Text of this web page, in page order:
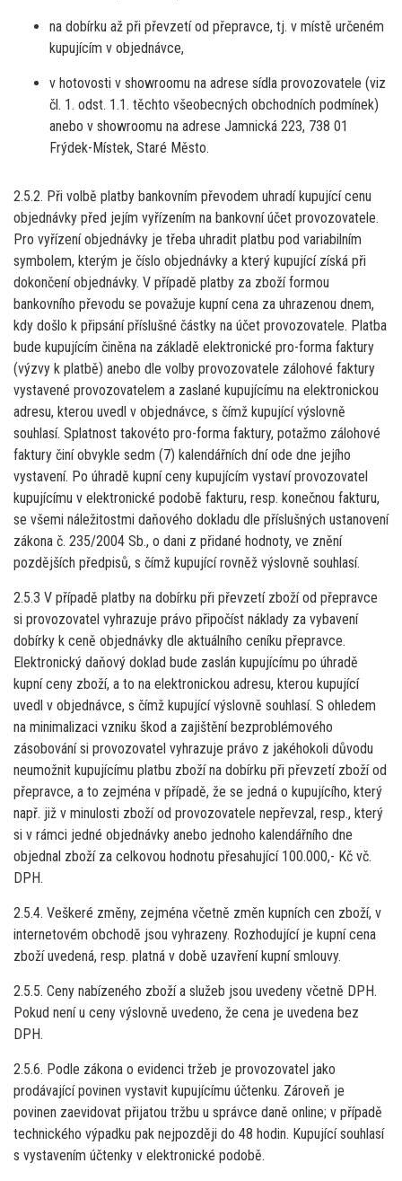
na dobírku až při převzetí od přepravce, tj. v místě určeném
kupujícím v objednávce,
v hotovosti v showroomu na adrese sídla provozovatele (viz
čl. 1. odst. 1.1. těchto všeobecných obchodních podmínek)
anebo v showroomu na adrese Jamnická 223, 738 01
Frýdek-Místek, Staré Město.
2.5.2. Při volbě platby bankovním převodem uhradí kupující cenu
objednávky před jejím vyřízením na bankovní účet provozovatele.
Pro vyřízení objednávky je třeba uhradit platbu pod variabilním
symbolem, kterým je číslo objednávky a který kupující získá při
dokončení objednávky. V případě platby za zboží formou
bankovního převodu se považuje kupní cena za uhrazenou dnem,
kdy došlo k připsání příslušné částky na účet provozovatele. Platba
bude kupujícím činěna na základě elektronické pro-forma faktury
(výzvy k platbě) anebo dle volby provozovatele zálohové faktury
vystavené provozovatelem a zaslané kupujícímu na elektronickou
adresu, kterou uvedl v objednávce, s čímž kupující výslovně
souhlasí. Splatnost takovéto pro-forma faktury, potažmo zálohové
faktury činí obvykle sedm (7) kalendářních dní ode dne jejího
vystavení. Po úhradě kupní ceny kupujícím vystaví provozovatel
kupujícímu v elektronické podobě fakturu, resp. konečnou fakturu,
se všemi náležitostmi daňového dokladu dle příslušných ustanovení
zákona č. 235/2004 Sb., o dani z přidané hodnoty, ve znění
pozdějších předpisů, s čímž kupující rovněž výslovně souhlasí.
2.5.3 V případě platby na dobírku při převzetí zboží od přepravce
si provozovatel vyhrazuje právo připočíst náklady za vybavení
dobírky k ceně objednávky dle aktuálního ceníku přepravce.
Elektronický daňový doklad bude zaslán kupujícímu po úhradě
kupní ceny zboží, a to na elektronickou adresu, kterou kupující
uvedl v objednávce, s čímž kupující výslovně souhlasí. S ohledem
na minimalizaci vzniku škod a zajištění bezproblémového
zásobování si provozovatel vyhrazuje právo z jakéhokoli důvodu
neumožnit kupujícímu platbu zboží na dobírku při převzetí zboží od
přepravce, a to zejména v případě, že se jedná o kupujícího, který
např. již v minulosti zboží od provozovatele nepřevzal, resp., který
si v rámci jedné objednávky anebo jednoho kalendářního dne
objednal zboží za celkovou hodnotu přesahující 100.000,- Kč vč.
DPH.
2.5.4. Veškeré změny, zejména včetně změn kupních cen zboží, v
internetovém obchodě jsou vyhrazeny. Rozhodující je kupní cena
zboží uvedená, resp. platná v době uzavření kupní smlouvy.
2.5.5. Ceny nabízeného zboží a služeb jsou uvedeny včetně DPH.
Pokud není u ceny výslovně uvedeno, že cena je uvedena bez
DPH.
2.5.6. Podle zákona o evidenci tržeb je provozovatel jako
prodávající povinen vystavit kupujícímu účtenku. Zároveň je
povinen zaevidovat přijatou tržbu u správce daně online; v případě
technického výpadku pak nejpozději do 48 hodin. Kupující souhlasí
s vystavením účtenky v elektronické podobě.